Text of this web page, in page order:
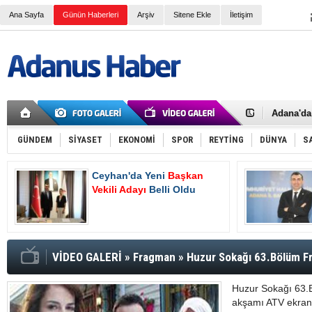
Ana Sayfa Günün Haberleri Arşiv Sitene Ekle İletişim
Çalışma
Devlet
SGK e-
Normal
Hasan
Oluyor
2025
Asgari
Bayram
Bir işçi
AK Parti
GÜNDEM SİYASET EKONOMİ SPOR REYTİNG DÜNYA
Ceyhan'da Yeni Başkan
Vekili Adayı Belli Oldu
VİDEO GALERİ » Fragman » Huzur Sokağı 63.Bölüm
Huzur Sokağı
akşamı ATV